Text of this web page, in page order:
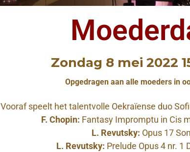
Zondag 8 mei 2022
Opgedragen aan alle moeders in
Vooraf speelt het talentvolle Oekraïense duo
F. Chopin: Fantasy Impromptu in Cis
L. Revutsky: Opus 17
L. Revutsky: Prelude Opus 4 nr. 1